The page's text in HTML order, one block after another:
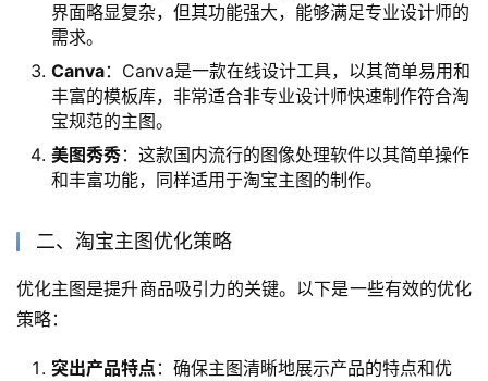
界面略显复杂，但其功能强大，能够满足专业设计师的
需求。
Canva：Canva是一款在线设计工具，以其简单易用和
丰富的模板库，非常适合非专业设计师快速制作符合淘
宝规范的主图。
美图秀秀：这款国内流行的图像处理软件以其简单操作
和丰富功能，同样适用于淘宝主图的制作。
二、淘宝主图优化策略
优化主图是提升商品吸引力的关键。以下是一些有效的优化
策略：
突出产品特点 ：确保主图清晰地展示产品的特点和优